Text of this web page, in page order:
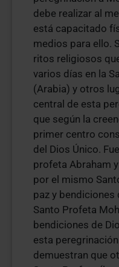
debe realizar al
está capacitado
medios para ello.
ritos religiosos
varios días en la
(Arabia) y otros
central de esta
que según la
primer centro
del Dios Único.
profeta Abraham
por el mismo
paz y bendiciones
Santo Profeta
bendiciones de
esta
demuestran que